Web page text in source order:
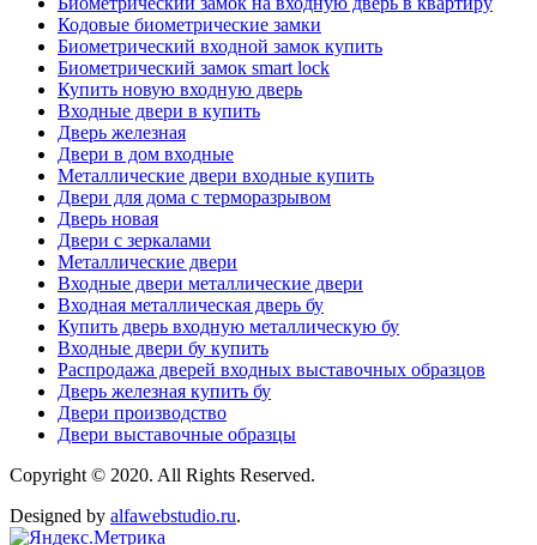
Кодовые биометрические замки
Биометрический входной замок купить
Биометрический замок smart lock
Купить новую входную дверь
Входные двери в купить
Дверь железная
Двери в дом входные
Металлические двери входные купить
Двери для дома с терморазрывом
Дверь новая
Двери с зеркалами
Металлические двери
Входные двери металлические двери
Входная металлическая дверь бу
Купить дверь входную металлическую бу
Входные двери бу купить
Распродажа дверей входных выставочных образцов
Дверь железная купить бу
Двери производство
Двери выставочные образцы
Copyright © 2020. All Rights Reserved.
Designed by alfawebstudio.ru.